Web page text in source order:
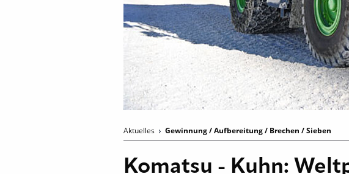
Aktuelles Gewinnung / Aufbereitung / Brechen / Sieben
Komatsu - Kuhn: